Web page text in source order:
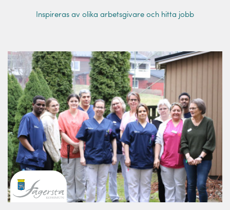
Inspireras av olika arbetsgivare och hitta jobb